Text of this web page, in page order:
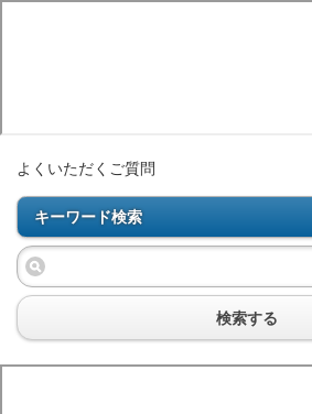
よくいただくご質問
キーワード検索
検索する